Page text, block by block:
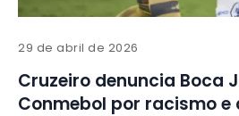
29 de abril de 2026
Cruzeiro denuncia Boca
Conmebol por racismo e